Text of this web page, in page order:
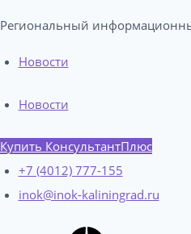
Региональный
Новости
Новости
Купить КонсультантПлюс
+7 (4012) 777-155
inok@inok-kaliningrad.ru